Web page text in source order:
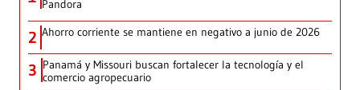
Pandora
2 Ahorro corriente se mantiene en negativo a junio de 2026
3 Panamá y Missouri buscan fortalecer la tecnología y el
comercio agropecuario